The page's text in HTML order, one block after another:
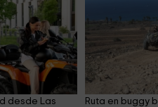
desde Las
Ruta en buggy